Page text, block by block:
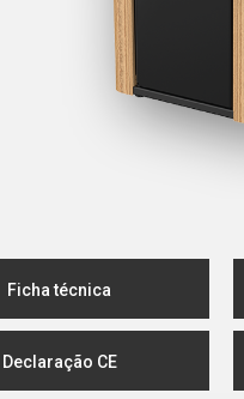
Ficha técnica
Declaração CE